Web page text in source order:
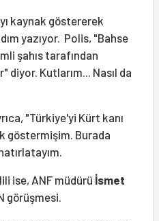
kaynak göstererek
yazıyor. Polis, "Bahse
şahıs tarafından
diyor. Kutlarım... Nasıl da
"Türkiye'yi Kürt kanı
göstermişim. Burada
ise, ANF müdürü İsmet
görüşmesi.